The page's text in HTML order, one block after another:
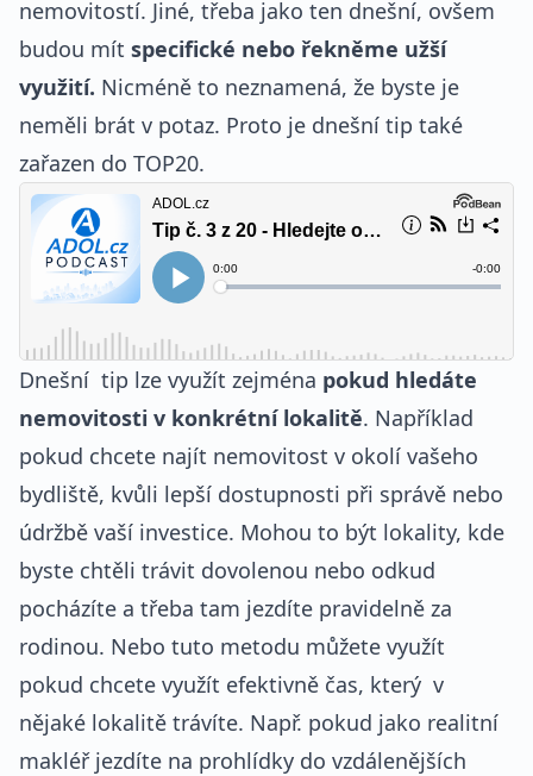
nemovitostí. Jiné, třeba jako ten dnešní, ovšem
budou mít specifické nebo řekněme užší
využití. Nicméně to neznamená, že byste je
neměli brát v potaz. Proto je dnešní tip také
zařazen do TOP20.
Dnešní tip lze využít zejména pokud hledáte
nemovitosti v konkrétní lokalitě. Například
pokud chcete najít nemovitost v okolí vašeho
bydliště, kvůli lepší dostupnosti při správě nebo
údržbě vaší investice. Mohou to být lokality, kde
byste chtěli trávit dovolenou nebo odkud
pocházíte a třeba tam jezdíte pravidelně za
rodinou. Nebo tuto metodu můžete využít
pokud chcete využít efektivně čas, který v
nějaké lokalitě trávíte. Např. pokud jako realitní
makléř jezdíte na prohlídky do vzdálenějších